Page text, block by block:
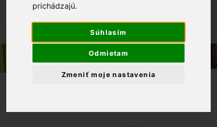
prichádzajú.
Súhlasím
Odmietam
Zmeniť moje nastavenia
VIANOČNÁ GOBELÍNOVÁ OBLIEČKA NA
VANKÚŠIK CHENILLE MAČKA